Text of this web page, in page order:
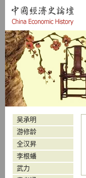
吴承明
游修龄
全汉昇
李根蟠
武力